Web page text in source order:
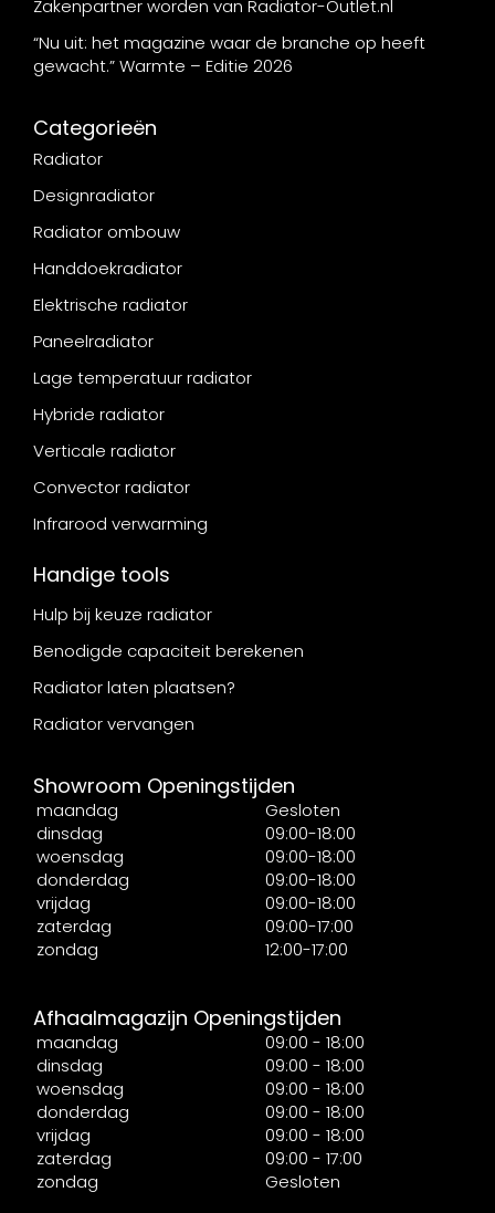
Zakenpartner worden van Radiator-Outlet.nl
“Nu uit: het magazine waar de branche op heeft
gewacht.” Warmte – Editie 2026
Categorieën
Radiator
Designradiator
Radiator ombouw
Handdoekradiator
Elektrische radiator
Paneelradiator
Lage temperatuur radiator
Hybride radiator
Verticale radiator
Convector radiator
Infrarood verwarming
Handige tools
Hulp bij keuze radiator
Benodigde capaciteit berekenen
Radiator laten plaatsen?
Radiator vervangen
Showroom Openingstijden
maandag
Gesloten
dinsdag
09:00-18:00
woensdag
09:00-18:00
donderdag
09:00-18:00
vrijdag
09:00-18:00
zaterdag
09:00-17:00
zondag
12:00-17:00
Afhaalmagazijn Openingstijden
maandag
09:00 - 18:00
dinsdag
09:00 - 18:00
woensdag
09:00 - 18:00
donderdag
09:00 - 18:00
vrijdag
09:00 - 18:00
zaterdag
09:00 - 17:00
zondag
Gesloten